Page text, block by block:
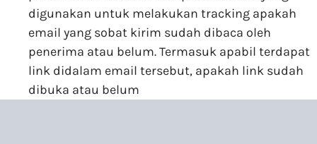
digunakan untuk melakukan tracking apakah
email yang sobat kirim sudah dibaca oleh
penerima atau belum. Termasuk apabil terdapat
link didalam email tersebut, apakah link sudah
dibuka atau belum